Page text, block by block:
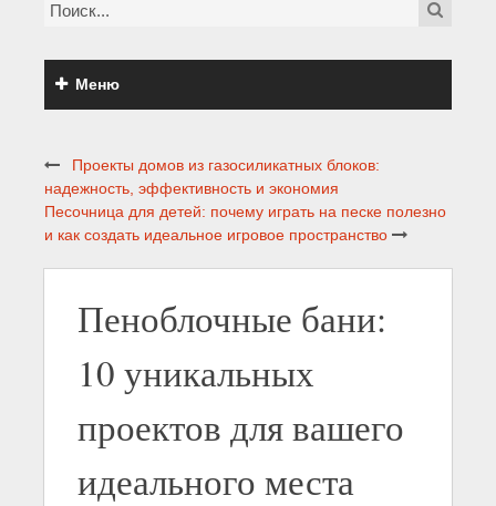
Меню
Проекты домов из газосиликатных блоков:
надежность, эффективность и экономия
Песочница для детей: почему играть на песке полезно
и как создать идеальное игровое пространство
Пеноблочные бани:
10 уникальных
проектов для вашего
идеального места